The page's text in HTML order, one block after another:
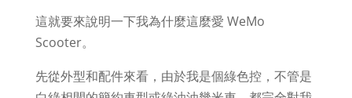
這就要來說明一下我為什麼這麼愛 WeMo
Scooter。
先從外型和配件來看，由於我是個綠色控，不管是